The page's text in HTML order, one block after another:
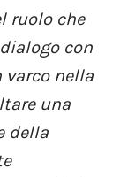
ruolo che
con
varco nella
una
della